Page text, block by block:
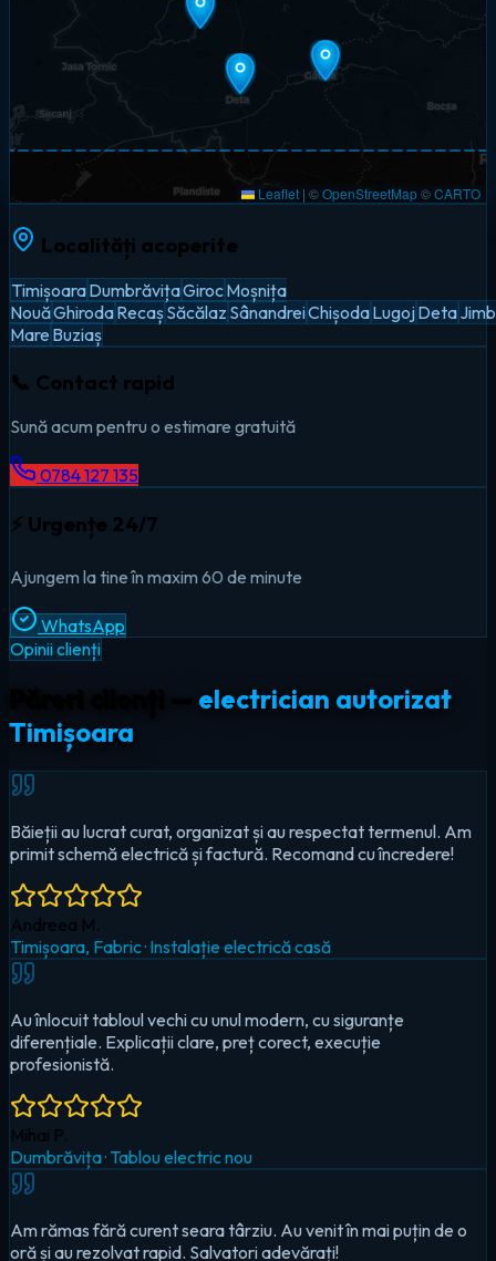
Leaflet | ©OpenStreetMap©CARTO
Localități acoperite
TimișoaraDumbrăvițaGirocMoșnița
NouăGhirodaRecașSăcălaz SânandreiChișodaLugojDeta
Mare Buziaș
📞 Contact rapid
Sună acum pentru o estimare gratuită
0784 127 135
⚡ Urgențe 24/7
Ajungem la tine în maxim 60 de minute
WhatsApp
Opinii clienți
electrician autorizat
Timișoara
Au înlocuit tabloul vechi cu unul modern, cu siguranțe
diferențiale. Explicații clare, preț corect, execuție
Mihai P.
Dumbrăvița
Am rămas fără curent seara târziu. Au venit în mai puțin de o
oră și au rezolvat rapid. Salvatori adevărați!
Cristina D.
Timișoara, Circumvalațiunii·Urgență — pană totală
Au montat iluminat LED în toată casa și un sistem smart pentru
controlul de pe telefon. Foarte mulțumit!